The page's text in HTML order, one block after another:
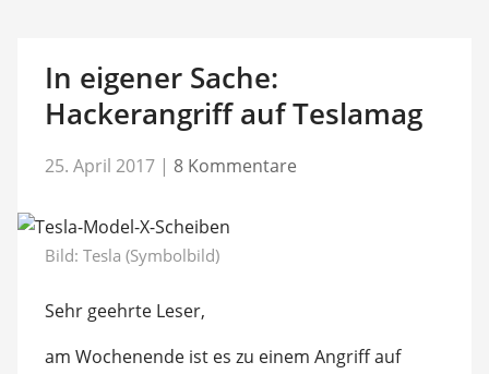
In eigener Sache:
Hackerangriff auf Teslamag
25. April 2017 | 8 Kommentare
Bild: Tesla (Symbolbild)
Sehr geehrte Leser,
am Wochenende ist es zu einem Angriff auf